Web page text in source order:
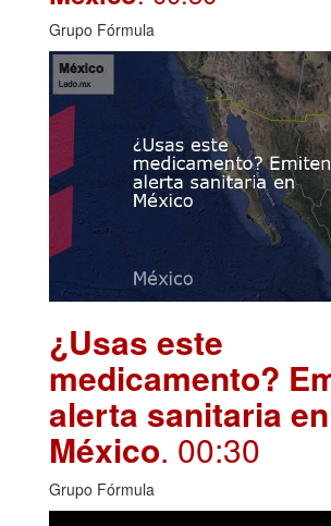
Grupo Fórmula
¿Usas este
medicamento?
alerta sanitaria en
México. 00:30
Grupo Fórmula